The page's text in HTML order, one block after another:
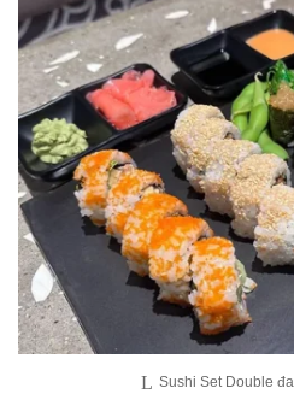
Sushi Set Double